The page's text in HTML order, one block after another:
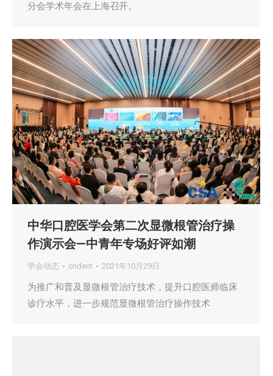
分会学术年会在上海召开。
中华口腔医学会第二次显微根管治疗操
作演示会—中青年专场好评如潮
学会动态 cndent 2021年10月29日
为推广和普及显微根管治疗技术，提升口腔医师临床
诊疗水平，进一步规范显微根管治疗操作技术